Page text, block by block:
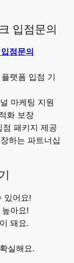
입점문의
점문의
랫폼 입점 기
마케팅 지원
화 보장
패키지 제공
하는 파트너십
있어요!
아요!
돼요.
실해요.